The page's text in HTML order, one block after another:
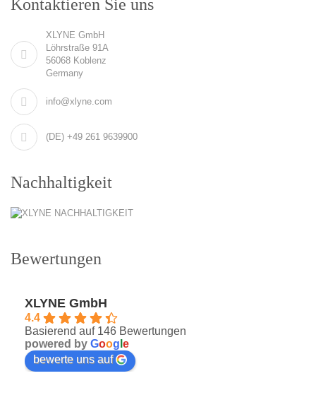
Kontaktieren Sie uns
XLYNE GmbH
Löhrstraße 91A
56068 Koblenz
Germany
info@xlyne.com
(DE) +49 261 9639900
Nachhaltigkeit
Bewertungen
XLYNE GmbH
4.4
Basierend auf 146 Bewertungen
powered by Goog e
bewerte uns auf